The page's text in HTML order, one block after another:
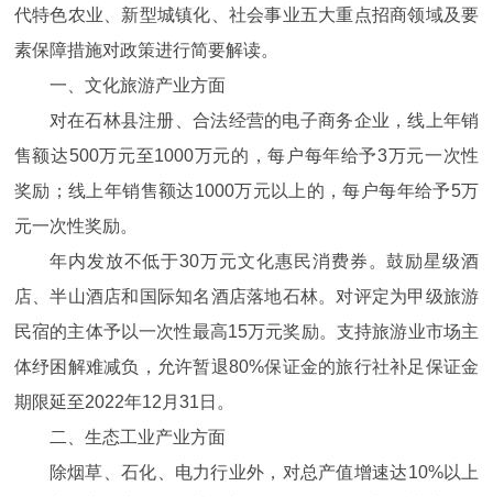
代特色农业、新型城镇化、社会事业五大重点招商领域及要
素保障措施对政策进行简要解读。
一、文化旅游产业方面
对在石林县注册、合法经营的电子商务企业，线上年销
售额达500万元至1000万元的，每户每年给予3万元一次性
奖励；线上年销售额达1000万元以上的，每户每年给予5万
元一次性奖励。
年内发放不低于30万元文化惠民消费券。鼓励星级酒
店、半山酒店和国际知名酒店落地石林。对评定为甲级旅游
民宿的主体予以一次性最高15万元奖励。支持旅游业市场主
体纾困解难减负，允许暂退80%保证金的旅行社补足保证金
期限延至2022年12月31日。
二、生态工业产业方面
除烟草、石化、电力行业外，对总产值增速达10%以上